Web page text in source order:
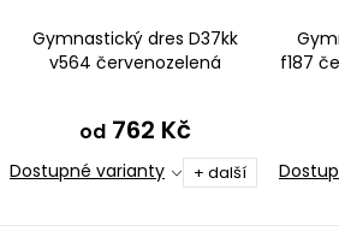
Gymnastický dres D37kk
v564 červenozelená
od762 Kč
Dostupné varianty + další
f187